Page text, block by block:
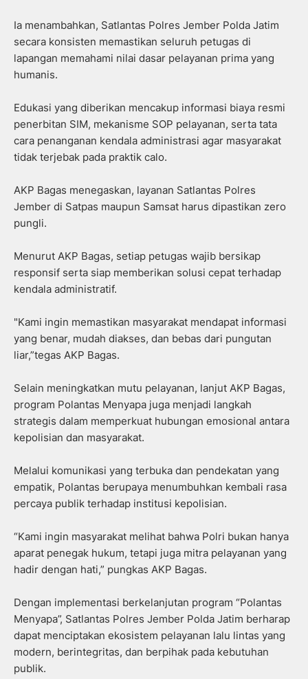
Ia menambahkan, Satlantas Polres Jember Polda Jatim
secara konsisten memastikan seluruh petugas di
lapangan memahami nilai dasar pelayanan prima yang
humanis.
Edukasi yang diberikan mencakup informasi biaya resmi
penerbitan SIM, mekanisme SOP pelayanan, serta tata
cara penanganan kendala administrasi agar masyarakat
tidak terjebak pada praktik calo.
AKP Bagas menegaskan, layanan Satlantas Polres
Jember di Satpas maupun Samsat harus dipastikan zero
pungli.
Menurut AKP Bagas, setiap petugas wajib bersikap
responsif serta siap memberikan solusi cepat terhadap
kendala administratif.
"Kami ingin memastikan masyarakat mendapat informasi
yang benar, mudah diakses, dan bebas dari pungutan
liar,”tegas AKP Bagas.
Selain meningkatkan mutu pelayanan, lanjut AKP Bagas,
program Polantas Menyapa juga menjadi langkah
strategis dalam memperkuat hubungan emosional antara
kepolisian dan masyarakat.
Melalui komunikasi yang terbuka dan pendekatan yang
empatik, Polantas berupaya menumbuhkan kembali rasa
percaya publik terhadap institusi kepolisian.
“Kami ingin masyarakat melihat bahwa Polri bukan hanya
aparat penegak hukum, tetapi juga mitra pelayanan yang
hadir dengan hati,” pungkas AKP Bagas.
Dengan implementasi berkelanjutan program “Polantas
Menyapa”, Satlantas Polres Jember Polda Jatim berharap
dapat menciptakan ekosistem pelayanan lalu lintas yang
modern, berintegritas, dan berpihak pada kebutuhan
publik.